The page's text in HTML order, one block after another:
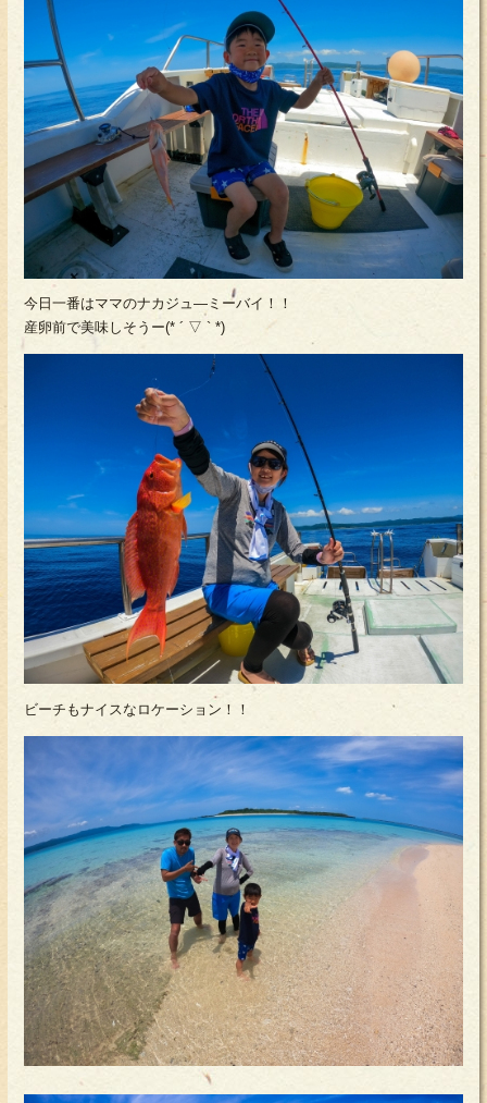
今日一番はママのナカジュ―ミーバイ！！
産卵前で美味しそうー(* ´ ▽ ` *)
ビーチもナイスなロケーション！！